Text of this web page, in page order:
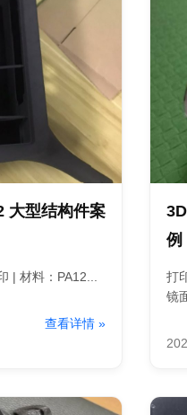
大型结构件案
| 材料：PA12...
查看详情 »
例
打
镜